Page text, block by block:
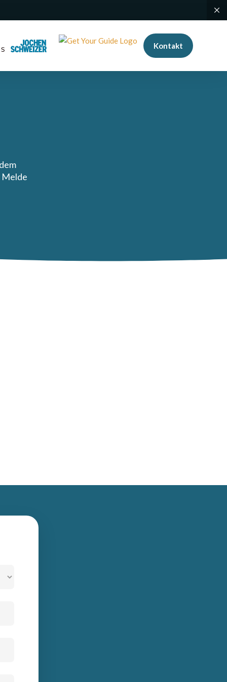
Kontakt
Melde